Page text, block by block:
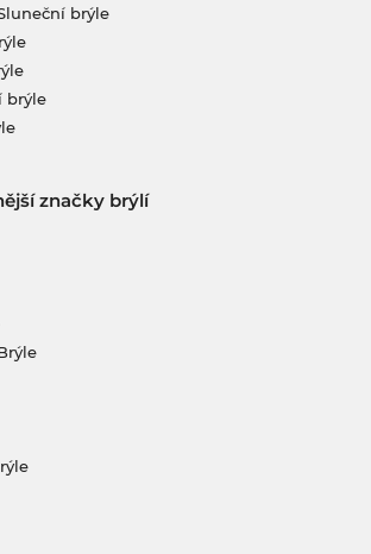
brýle
brýle
značky brýlí